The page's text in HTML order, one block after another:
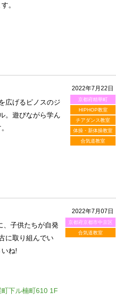
。
2022年7月22日
京都府精華町
HIPHOP教室
チアダンス教室
体操・新体操教室
合気道教室
広げるピノスのジ
。遊びながら学ん
2022年7月07日
京都府京都市中京区
合気道教室
、子供たちが自発
に取り組んでい
ね!
下ル楠町610 1F